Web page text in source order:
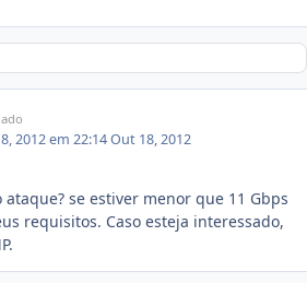
2012 em 22:14Out 18, 2012
se estiver menor que 11 Gbps
requisitos. Caso esteja interessado,